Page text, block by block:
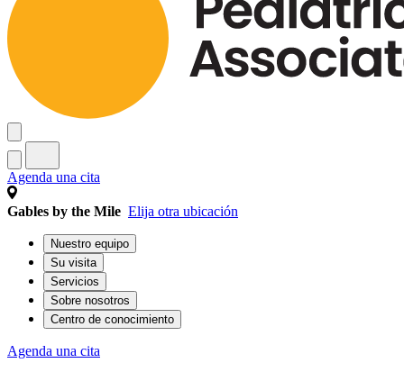
Agenda una cita
Gables by the Mile Elija otra ubicación
Nuestro equipo
Su visita
Servicios
Sobre nosotros
Centro de conocimiento
Agenda una cita